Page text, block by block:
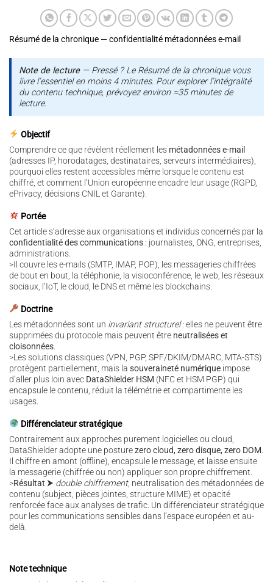
Résumé de la chronique — confidentialité métadonnées e-mail
Note de lecture— Pressé ? Le Résumé de la chronique vous
livre l’essentiel en moins 4 minutes. Pour explorer l’intégralité
du contenu technique, prévoyez environ ≈35 minutes de
lecture.
Objectif
Comprendre ce que révèlent réellement les métadonnées e-mail
(adresses IP, horodatages, destinataires, serveurs intermédiaires),
pourquoi elles restent accessibles même lorsque le contenu est
chiffré, et comment l’Union européenne encadre leur usage (RGPD,
ePrivacy, décisions CNIL et Garante).
Portée
Cet article s’adresse aux organisations et individus concernés par la
confidentialité des communications : journalistes, ONG, entreprises,
administrations.
>Il couvre les e-mails (SMTP, IMAP, POP), les messageries chiffrées
de bout en bout, la téléphonie, la visioconférence, le web, les réseaux
sociaux, l’IoT, le cloud, le DNS et même les blockchains.
Doctrine
Les métadonnées sont un invariant structurel: elles ne peuvent être
supprimées du protocole mais peuvent être neutralisées et
cloisonnées.
>Les solutions classiques (VPN, PGP, SPF/DKIM/DMARC, MTA-STS)
protègent partiellement, mais la souveraineté numérique impose
d’aller plus loin avec DataShielder HSM (NFC et HSM PGP) qui
encapsule le contenu, réduit la télémétrie et compartimente les
usages.
Différenciateur stratégique
Contrairement aux approches purement logicielles ou cloud,
DataShielder adopte une posturezero cloud, zero disque, zero DOM.
Il chiffre en amont (offline), encapsule le message, et laisse ensuite
la messagerie (chiffrée ou non) appliquer son propre chiffrement.
>Résultat ⮞ double chiffrement, neutralisation des métadonnées de
contenu (subject, pièces jointes, structure MIME) et opacité
renforcée face aux analyses de trafic. Un différenciateur stratégique
pour les communications sensibles dans l’espace européen et au-
delà.
Note technique